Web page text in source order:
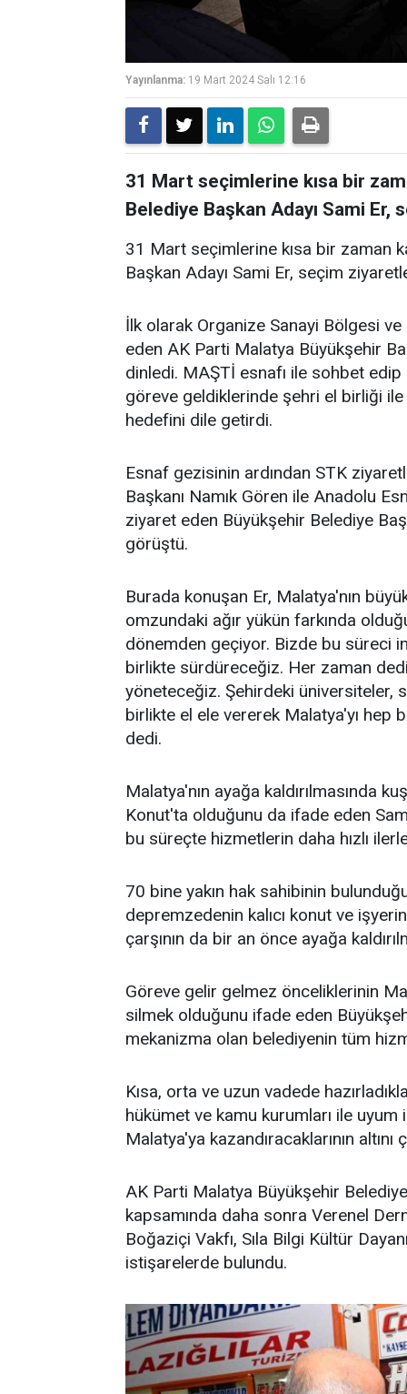
Yayınlanma: 19 Mart 2024 Salı 12:16
31 Mart seçimlerine kısa bir
Belediye Başkan Adayı Sami
31 Mart seçimlerine kısa bir zaman
Başkan Adayı Sami Er, seçim
İlk olarak Organize Sanayi Bölgesi
eden AK Parti Malatya Büyükşehir
dinledi. MAŞTİ esnafı ile sohbet
göreve geldiklerinde şehri el birliği
hedefini dile getirdi.
Esnaf gezisinin ardından STK
Başkanı Namık Gören ile Anadolu
ziyaret eden Büyükşehir Belediye
görüştü.
Burada konuşan Er, Malatya'nın
omzundaki ağır yükün farkında
dönemden geçiyor. Bizde bu süreci
birlikte sürdüreceğiz. Her zaman
yöneteceğiz. Şehirdeki üniversiteler,
birlikte el ele vererek Malatya'yı hep
dedi.
Malatya'nın ayağa kaldırılmasında
Konut'ta olduğunu da ifade eden
bu süreçte hizmetlerin daha hızlı
70 bine yakın hak sahibinin
depremzedenin kalıcı konut ve
çarşının da bir an önce ayağa
Göreve gelir gelmez önceliklerinin
silmek olduğunu ifade eden
mekanizma olan belediyenin tüm
Kısa, orta ve uzun vadede
hükümet ve kamu kurumları ile
Malatya'ya kazandıracaklarının altını
AK Parti Malatya Büyükşehir
kapsamında daha sonra Verenel
Boğaziçi Vakfı, Sıla Bilgi Kültür
istişarelerde bulundu.